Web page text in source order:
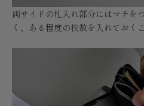
両サイドの札入れ部分にはマチを
く、ある程度の枚数を入れておく